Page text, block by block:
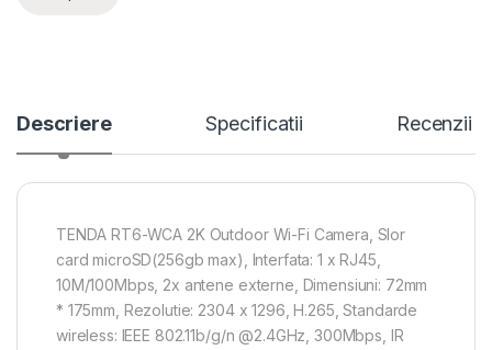
Descriere Specificatii Recenzii
TENDA RT6-WCA 2K Outdoor Wi-Fi Camera, Slor
card microSD(256gb max), Interfata: 1 x RJ45,
10M/100Mbps, 2x antene externe, Dimensiuni: 72mm
* 175mm, Rezolutie: 2304 x 1296, H.265, Standarde
wireless: IEEE 802.11b/g/n @2.4GHz, 300Mbps, IR